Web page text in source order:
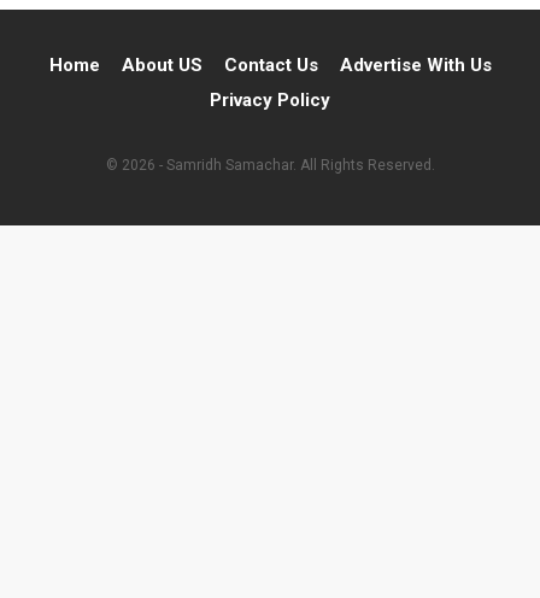
Home About US Contact Us
Advertise With Us
Privacy Policy
© 2026 - Samridh Samachar. All Rights Reserved.